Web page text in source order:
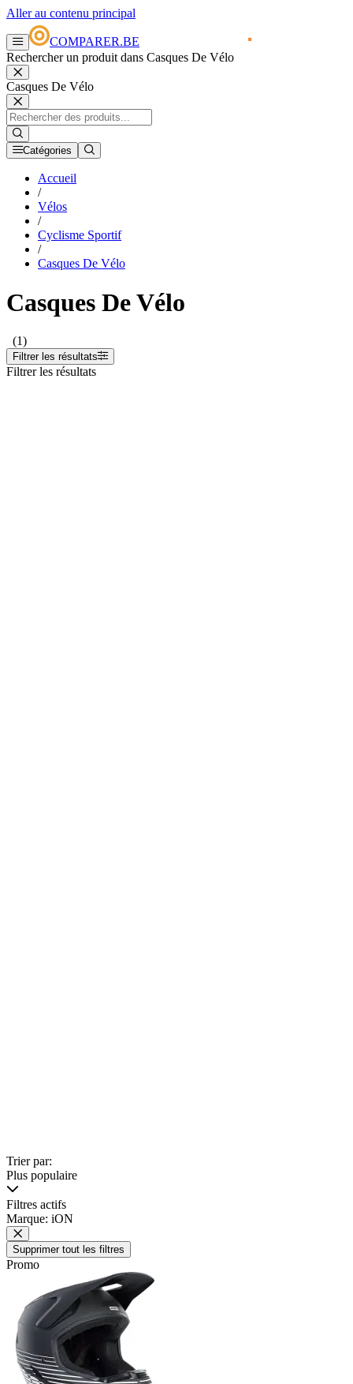
Aller au contenu principal
COMPARER.BE
Rechercher un produit dans Casques De Vélo
Casques De Vélo
Catégories
Accueil
/
Vélos
/
Cyclisme Sportif
/
Casques De Vélo
Casques De Vélo
(1)
Filtrer les résultats
Filtrer les résultats
Trier par:
Plus populaire
Filtres actifs
Marque: iON
Supprimer tout les filtres
Promo